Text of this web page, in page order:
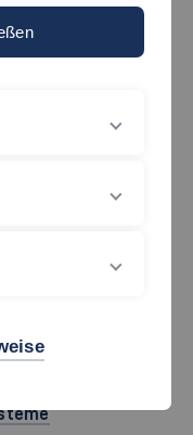
der
Transportmittel
interessant.